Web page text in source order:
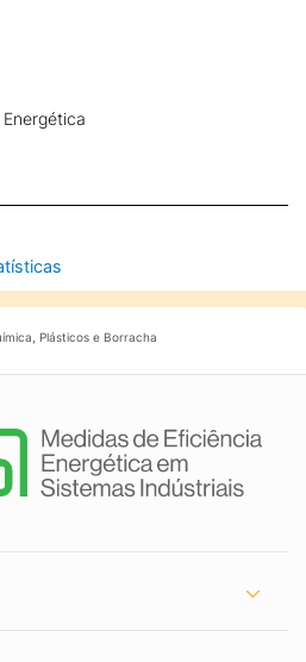
Plásticos e Borracha